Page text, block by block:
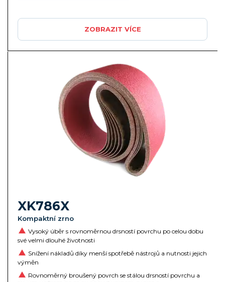
ZOBRAZIT VÍCE
XK786X
Kompaktní zrno
Vysoký úběr s rovnoměrnou drsností povrchu po celou dobu
své velmi dlouhé životnosti
Snížení nákladů díky menší spotřebě nástrojů a nutnosti jejich
výměn
Rovnoměrný broušený povrch se stálou drsností povrchu a